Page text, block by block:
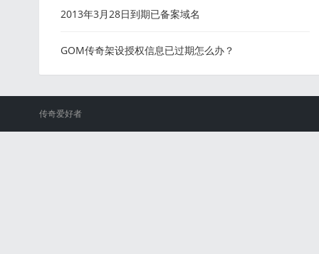
2013年3月28日到期已备案域名
GOM传奇架设授权信息已过期怎么办？
传奇爱好者